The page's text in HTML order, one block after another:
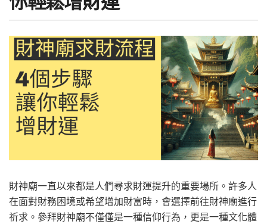
財神廟一直以來都是人們尋求財運提升的重要場所。許多人
在面對財務困境或希望增加財富時，會選擇前往財神廟進行
祈求。參拜財神廟不僅僅是一種信仰行為，更是一種文化體